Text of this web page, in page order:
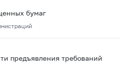
бумаг
предъявления требований